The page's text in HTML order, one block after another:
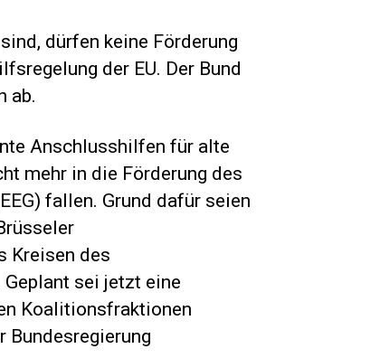
dürfen keine Förderung
der EU. Der Bund
ab.
Anschlusshilfen für alte
mehr in die Förderung des
fallen. Grund dafür seien
Kreisen des
sei jetzt eine
Koalitionsfraktionen
Bundesregierung